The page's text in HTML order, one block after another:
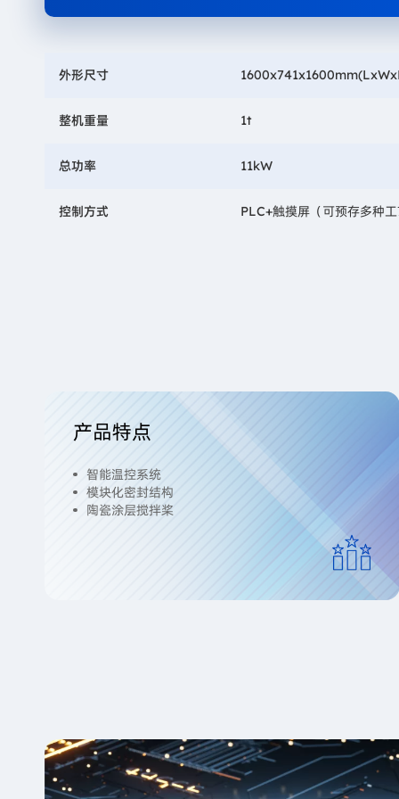
外形尺寸
整机重量 1t
总功率 11kW
控制方式 PLC+触摸屏（可预存多种
产品特点
智能温控系统
模块化密封结构
陶瓷涂层搅拌桨